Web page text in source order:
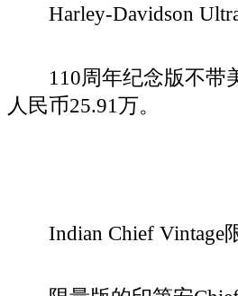
Harley-Davidson Ultra
110周年纪念版不带美
人民币25.91万。
Indian Chief Vintage